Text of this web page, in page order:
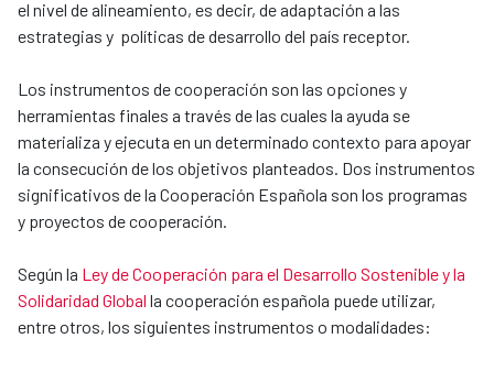
el nivel de alineamiento, es decir, de adaptación a las
estrategias y políticas de desarrollo del país receptor.
Los instrumentos de cooperación son las opciones y
herramientas finales a través de las cuales la ayuda se
materializa y ejecuta en un determinado contexto para apoyar
la consecución de los objetivos planteados. Dos instrumentos
significativos de la Cooperación Española son los programas
y proyectos de cooperación.
Según la Ley de Cooperación para el Desarrollo Sostenible y la
Solidaridad Global la cooperación española puede utilizar,
entre otros, los siguientes instrumentos o modalidades: